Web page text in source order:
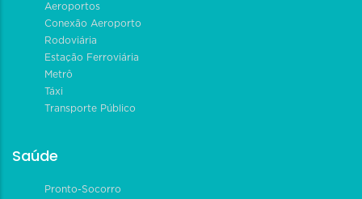
Aeroportos
Conexão Aeroporto
Rodoviária
Estação Ferroviária
Metrô
Táxi
Transporte Público
Saúde
Pronto-Socorro